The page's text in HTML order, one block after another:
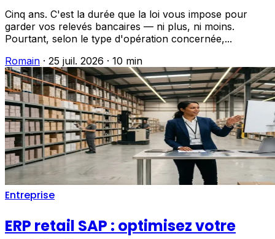
Cinq ans. C'est la durée que la loi vous impose pour
garder vos relevés bancaires — ni plus, ni moins.
Pourtant, selon le type d'opération concernée,...
Romain · 25 juil. 2026 · 10 min
Entreprise
ERP retail SAP : optimisez votre